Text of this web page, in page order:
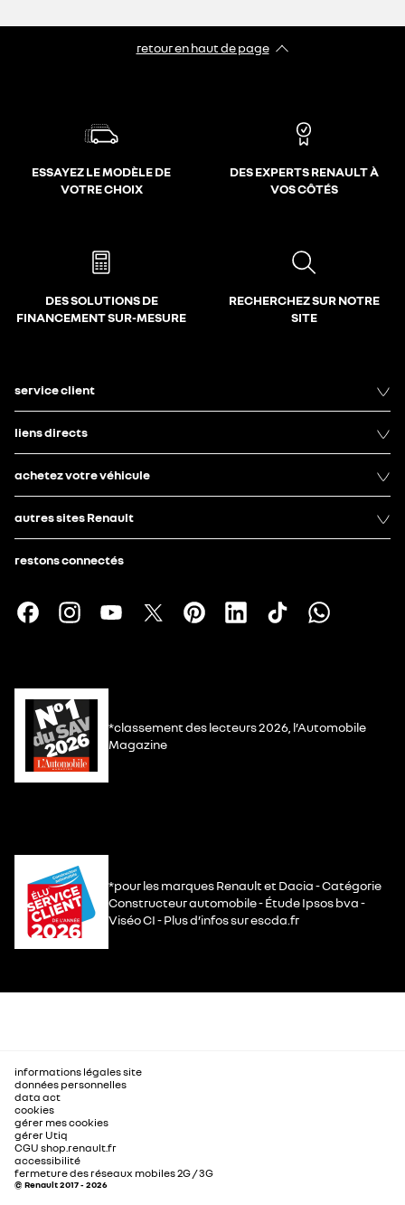
retour en haut de page​
ESSAYEZ LE MODÈLE DE
VOTRE CHOIX
DES EXPERTS RENAULT À
VOS CÔTÉS
DES SOLUTIONS DE
FINANCEMENT SUR-MESURE
RECHERCHEZ SUR NOTRE
SITE
service client
liens directs
achetez votre véhicule
autres sites Renault
restons connectés
*classement des lecteurs 2026, l’Automobile
Magazine
*pour les marques Renault et Dacia - Catégorie
Constructeur automobile - Étude Ipsos bva -
Viséo CI - Plus d’infos sur escda.fr
informations légales site
données personnelles
data act
cookies
gérer mes cookies
gérer Utiq
CGU shop.renault.fr
accessibilité
fermeture des réseaux mobiles 2G / 3G
© Renault 2017 - 2026